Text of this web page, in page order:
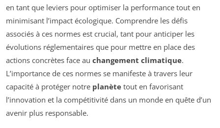
en tant que leviers pour optimiser la performance tout en
minimisant l’impact écologique. Comprendre les défis
associés à ces normes est crucial, tant pour anticiper les
évolutions réglementaires que pour mettre en place des
actions concrètes face au changement climatique.
L’importance de ces normes se manifeste à travers leur
capacité à protéger notre planète tout en favorisant
l’innovation et la compétitivité dans un monde en quête d’un
avenir plus responsable.